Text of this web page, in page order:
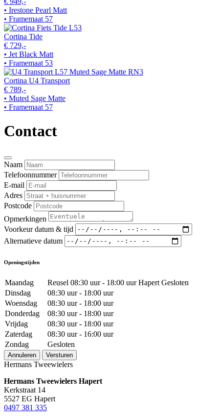
• Irestone Pearl Matt
• Framemaat 57
Cortina Tide
€ 729,-
• Jet Black Matt
• Framemaat 53
Cortina U4 Transport
€ 789,-
• Muted Sage Matte
• Framemaat 57
Contact
Naam
Telefoonnummer
E-mail
Adres
Postcode
Opmerkingen
Voorkeur datum & tijd
Alternatieve datum
Openingstijden
Maandag
Reusel 08:30 uur - 18:00 uur Hapert Gesloten
Dinsdag
08:30 uur - 18:00 uur
Woensdag
08:30 uur - 18:00 uur
Donderdag
08:30 uur - 18:00 uur
Vrijdag
08:30 uur - 18:00 uur
Zaterdag
08:30 uur - 16:00 uur
Zondag
Gesloten
Annuleren Versturen
Hermans Tweewielers
Hermans Tweewielers Hapert
Kerkstraat 14
5527 EG Hapert
0497 381 335